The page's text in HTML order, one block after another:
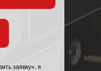
заявку», я